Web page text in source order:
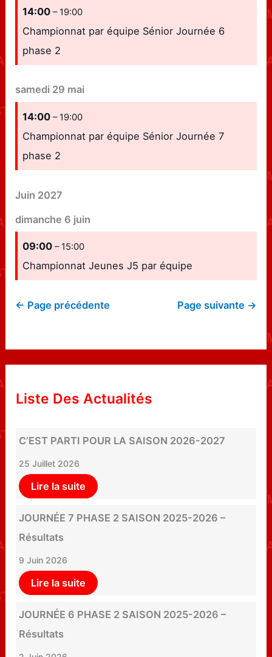
14:00– 19:00
Championnat par équipe Sénior Journée 6
phase 2
samedi 29 mai
14:00– 19:00
Championnat par équipe Sénior Journée 7
phase 2
Juin 2027
dimanche 6 juin
09:00– 15:00
Championnat Jeunes J5 par équipe
← Page précédente Page suivante →
Liste Des Actualités
C’EST PARTI POUR LA SAISON 2026-2027
25 Juillet 2026
Lire la suite
JOURNÉE 7 PHASE 2 SAISON 2025-2026 –
Résultats
9 Juin 2026
Lire la suite
JOURNÉE 6 PHASE 2 SAISON 2025-2026 –
Résultats